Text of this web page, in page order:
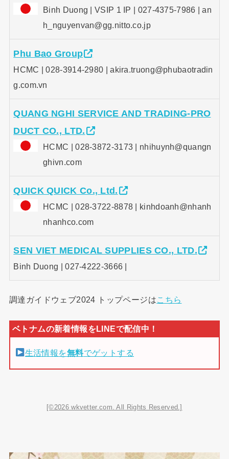
Binh Duong | VSIP 1 IP | 027-4375-7986 | an
h_nguyenvan@gg.nitto.co.jp
Phu Bao Group
HCMC | 028-3914-2980 | akira.truong@phubaotradin
g.com.vn
QUANG NGHI SERVICE AND TRADING-PRO
DUCT CO., LTD.
HCMC | 028-3872-3173 | nhihuynh@quangn
ghivn.com
QUICK QUICK Co., Ltd.
HCMC | 028-3722-8878 | kinhdoanh@nhanh
nhanhco.com
SEN VIET MEDICAL SUPPLIES CO., LTD.
Binh Duong | 027-4222-3666 |
調達ガイドウェブ2024 トップページは こちら
生活情報を無料でゲットする
[©2026 wkvetter.com. All Rights Reserved.]